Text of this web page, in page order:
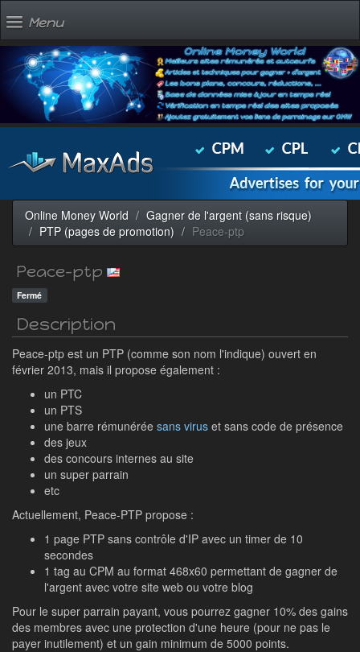
Menu
Online Money World
Gagner de l'argent (sans risque)
PTP (pages de promotion)
Peace-ptp
Peace-ptp
Fermé
Description
Peace-ptp est un PTP (comme son nom l'indique) ouvert en
février 2013, mais il propose également :
un PTC
un PTS
une barre rémunérée sans virus et sans code de présence
des jeux
des concours internes au site
un super parrain
etc
Actuellement, Peace-PTP propose :
1 page PTP sans contrôle d'IP avec un timer de 10
secondes
1 tag au CPM au format 468x60 permettant de gagner de
l'argent avec votre site web ou votre blog
Pour le super parrain payant, vous pourrez gagner 10% des gains
des membres avec une protection d'une heure (pour ne pas le
payer inutilement) et un gain minimum de 5000 points.